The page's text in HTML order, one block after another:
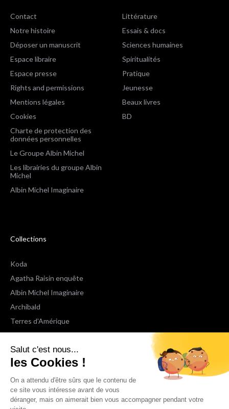
Salut c'est nous...
les Cookies !
On a attendu d'être sûrs que le contenu de
ce site vous intéresse avant de vous
déranger, mais on aimerait bien vous accompagner pendant votre
Contact
Notre histoire
Déposer un manuscrit
Espace libraire
Espace presse
Rights and permissions
Mentions légales
Cookies
Charte de protection des
données personnelles
Le Groupe Albin Michel
Les librairies du groupe Albin
Michel
Albin Michel Imaginaire
Littérature
Essais & docs
Sciences humaines
Spiritualités
Pratique
Jeunesse
Beaux livres
BD
Collections
Koda
Agatha Raisin enquête
Albin Michel Imaginaire
Archibald
Terres d'Amérique
Espaces Libres Poche
NOX
Wiz
Voir toutes les collections
Nous suivre